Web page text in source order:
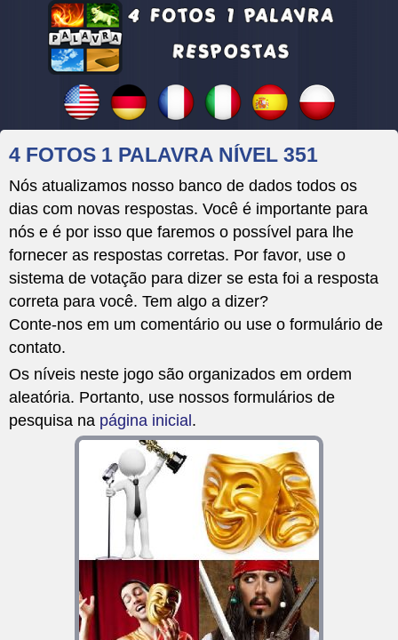
4 FOTOS 1 PALAVRA NÍVEL 351
Nós atualizamos nosso banco de dados todos os
dias com novas respostas. Você é importante para
nós e é por isso que faremos o possível para lhe
fornecer as respostas corretas. Por favor, use o
sistema de votação para dizer se esta foi a resposta
correta para você. Tem algo a dizer?
Conte-nos em um comentário ou use o formulário de
contato.
Os níveis neste jogo são organizados em ordem
aleatória. Portanto, use nossos formulários de
pesquisa na página inicial.